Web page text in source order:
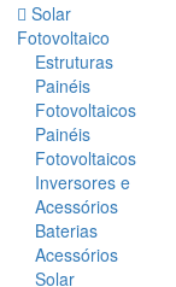
Solar
Fotovoltaico
Estruturas
Painéis
Fotovoltaicos
Painéis
Fotovoltaicos
Inversores e
Acessórios
Baterias
Acessórios
Solar